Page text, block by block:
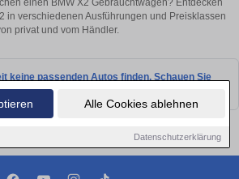
Alle Cookies ablehnen
Datenschutzerklärung
einen BMW X2 Gebrauchtwagen? Entdecken
in verschiedenen Ausführungen und Preisklassen
privat und vom Händler.
keine passenden Autos finden. Schauen Sie